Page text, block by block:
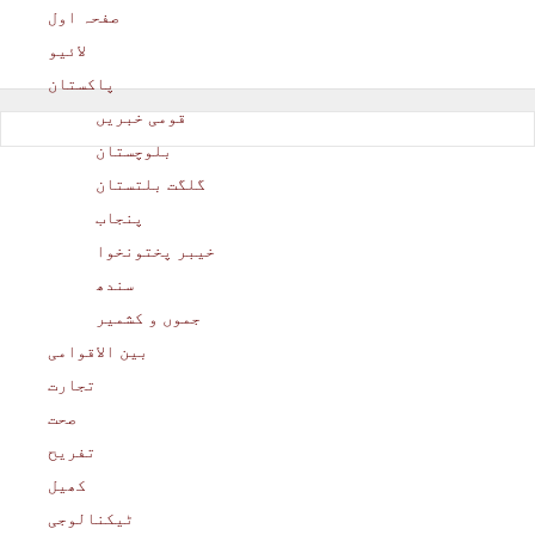
صفحہ اول
لائیو
پاکستان
قومی خبریں
بلوچستان
گلگت بلتستان
پنجاب
خیبر پختونخوا
سندھ
جموں و کشمیر
بین الاقوامی
تجارت
صحت
تفریح
کھیل
ٹیکنالوجی